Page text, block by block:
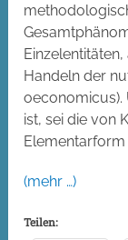
Handeln der
oeconomicus).
ist, sei die von
(mehr …)
Teilen: